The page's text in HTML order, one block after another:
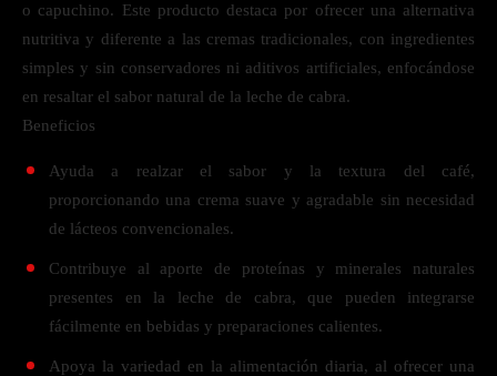
o capuchino. Este producto destaca por ofrecer una alternativa
nutritiva y diferente a las cremas tradicionales, con ingredientes
simples y sin conservadores ni aditivos artificiales, enfocándose
en resaltar el sabor natural de la leche de cabra.
Beneficios
Ayuda a realzar el sabor y la textura del café,
proporcionando una crema suave y agradable sin necesidad
de lácteos convencionales.
Contribuye al aporte de proteínas y minerales naturales
presentes en la leche de cabra, que pueden integrarse
fácilmente en bebidas y preparaciones calientes.
Apoya la variedad en la alimentación diaria, al ofrecer una